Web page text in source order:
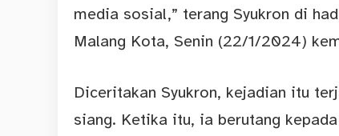
media sosial,” terang Syukron di
Malang Kota, Senin (22/1/2024)
Diceritakan Syukron, kejadian itu
siang. Ketika itu, ia berutang